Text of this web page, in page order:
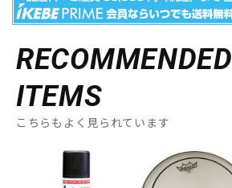
RECOMMENDED
ITEMS
こちらもよく見られています